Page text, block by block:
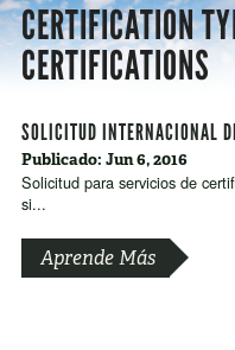
CERTIFICATION
CERTIFICATIONS
SOLICITUD INTERNACIONAL
Publicado: Jun 6, 2016
Solicitud para servicios de
si...
Aprende Más